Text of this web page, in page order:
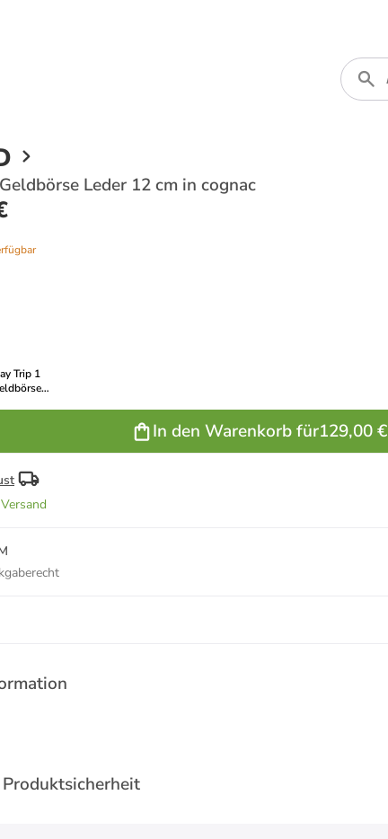
Leder 12 cm in cognac
Trip 1
In den Warenkorb für129,00 €